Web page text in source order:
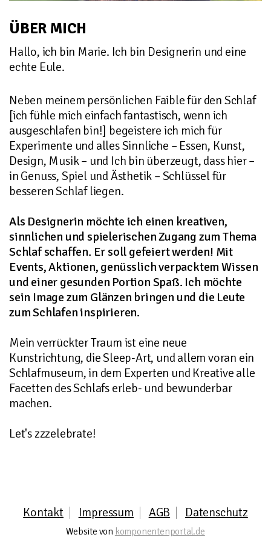
ÜBER MICH
Hallo, ich bin Marie. Ich bin Designerin und eine
echte Eule.
Neben meinem persönlichen Faible für den Schlaf
[ich fühle mich einfach fantastisch, wenn ich
ausgeschlafen bin!] begeistere ich mich für
Experimente und alles Sinnliche – Essen, Kunst,
Design, Musik – und Ich bin überzeugt, dass hier –
in Genuss, Spiel und Ästhetik – Schlüssel für
besseren Schlaf liegen.
Als Designerin möchte ich einen kreativen,
sinnlichen und spielerischen Zugang zum Thema
Schlaf schaffen. Er soll gefeiert werden! Mit
Events, Aktionen, genüsslich verpacktem Wissen
und einer gesunden Portion Spaß. Ich möchte
sein Image zum Glänzen bringen und die Leute
zum Schlafen inspirieren.
Mein verrückter Traum ist eine neue
Kunstrichtung, die Sleep-Art, und allem voran ein
Schlafmuseum, in dem Experten und Kreative alle
Facetten des Schlafs erleb- und bewunderbar
machen.
Let's zzzelebrate!
Kontakt Impressum AGB Datenschutz
Website von komponentenportal.de